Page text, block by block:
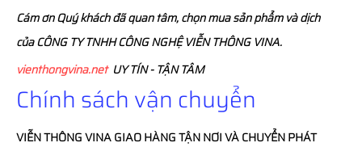
Cám ơn Quý khách đã quan tâm, chọn mua sản phẩm và dịch
của CÔNG TY TNHH CÔNG NGHỆ VIỄN THÔNG VINA.
vienthongvina.netUY TÍN - TẬN TÂM
Chính sách vận chuyển
VIỄN THÔNGVINAGIAO HÀNG TẬN NƠI VÀ CHUYỂN PHÁT